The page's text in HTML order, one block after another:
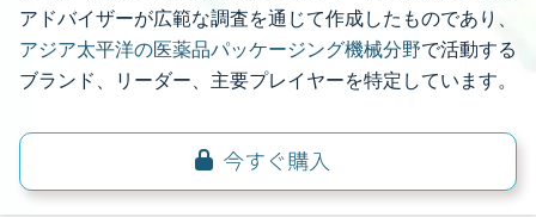
アドバイザーが広範な調査を通じて作成したものであり、
アジア太平洋の医薬品パッケージング機械分野で活動する
ブランド、リーダー、主要プレイヤーを特定しています。